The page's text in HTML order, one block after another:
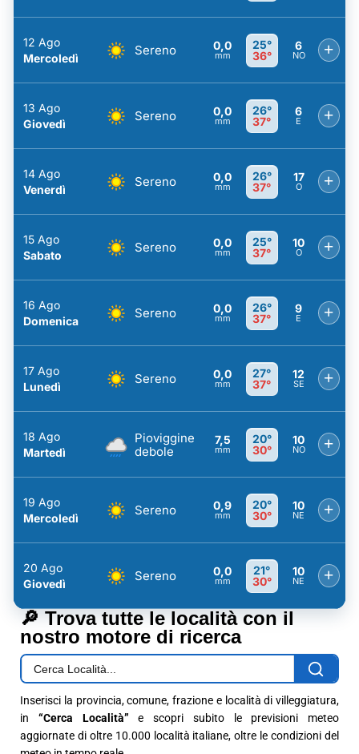
12 Ago
Mercoledì
Sereno 0,0
mm
25°
36°
6
NO +
13 Ago
Giovedì
Sereno 0,0
mm
26°
37°
6
E +
14 Ago
Venerdì
Sereno 0,0
mm
26°
37°
17
O +
15 Ago
Sabato
Sereno 0,0
mm
25°
37°
10
O +
16 Ago
Domenica
Sereno 0,0
mm
26°
37°
9
E +
17 Ago
Lunedì
Sereno 0,0
mm
27°
37°
12
SE +
18 Ago
Martedì
Pioviggine
debole
7,5
mm
20°
30°
10
NO +
19 Ago
Mercoledì
Sereno 0,9
mm
20°
30°
10
NE +
20 Ago
Giovedì
Sereno 0,0
mm
21°
30°
10
NE +
🔎 Trova tutte le località con il
nostro motore di ricerca
Inserisci la provincia, comune, frazione e località di villeggiatura,
in “Cerca Località” e scopri subito le previsioni meteo
aggiornate di oltre 10.000 località italiane, oltre le condizioni del